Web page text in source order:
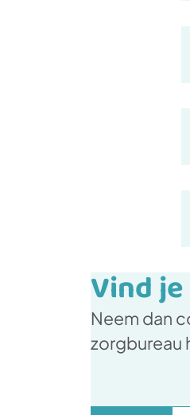
Vind
Neem dan
zorgbureau